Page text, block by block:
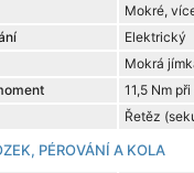
Mokré,
Elektrický
Mokrá
11,5 Nm
Řetěz
PÉROVÁNÍ A KOLA